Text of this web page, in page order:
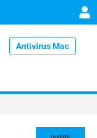
Antivirus Mac